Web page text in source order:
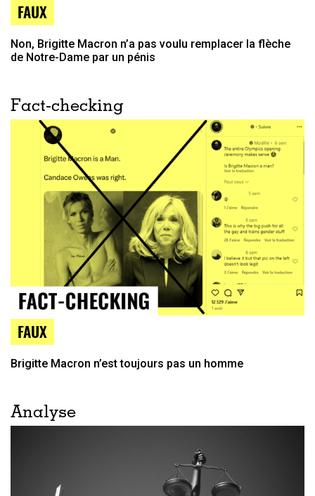
FAUX
Non, Brigitte Macron n’a pas voulu remplacer la flèche
de Notre-Dame par un pénis
Fact-checking
FAUX
Brigitte Macron n’est toujours pas un homme
Analyse